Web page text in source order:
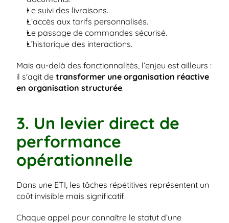
Le suivi des livraisons.
L’accès aux tarifs personnalisés.
Le passage de commandes sécurisé.
L’historique des interactions.
Mais au-delà des fonctionnalités, l’enjeu est ailleurs :
il s'agit de transformer une organisation réactive
en organisation structurée.
3. Un levier direct de
performance
opérationnelle
Dans une ETI, les tâches répétitives représentent un
coût invisible mais significatif.
Chaque appel pour connaître le statut d’une